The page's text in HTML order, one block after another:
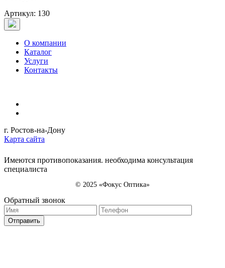
Артикул: 130
О компании
Каталог
Услуги
Контакты
г. Ростов-на-Дону
Карта сайта
Имеются противопоказания. необходима консультация
специалиста
© 2025 «Фокус Оптика»
Обратный звонок
Отправить